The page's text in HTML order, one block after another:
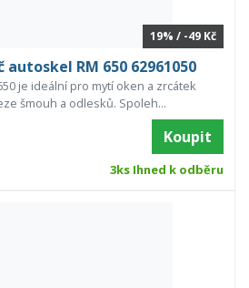
19% / -49 Kč
autoskel RM 650 62961050
je ideální pro mytí oken a zrcátek
šmouh a odlesků. Spoleh...
Koupit
3ks Ihned k odběru